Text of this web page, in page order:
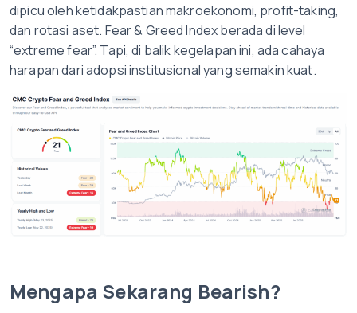
dipicu oleh ketidakpastian makroekonomi, profit-taking,
dan rotasi aset. Fear & Greed Index berada di level
“extreme fear”. Tapi, di balik kegelapan ini, ada cahaya
harapan dari adopsi institusional yang semakin kuat.
Mengapa Sekarang Bearish?